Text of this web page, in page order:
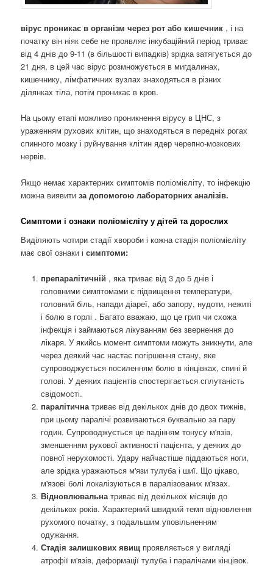
вірус проникає в організм через рот або кишечник , і на
початку він ніяк себе не проявляє інкубаційний період триває
від 4 днів до 9-11 (в більшості випадків) зрідка затягується до
21 дня, в цей час вірус розмножується в мигдалинах,
кишечнику, лімфатичних вузлах знаходяться в різних
ділянках тіла, потім проникає в кров.
На цьому етапі можливо проникнення вірусу в ЦНС, з
ураженням рухових клітин, що знаходяться в передніх рогах
спинного мозку і руйнування клітин ядер черепно-мозкових
нервів.
Якщо немає характерних симптомів поліомієліту, то інфекцію
можна виявитиза допомогою лабораторних аналізів.
Симптоми і ознаки поліомієліту у дітей та дорослих
Виділяють чотири стадії хвороби і кожна стадія поліомієліту
має свої ознаки ісимптоми:
препаралітичній , яка триває від 3 до 5 днів і
головними симптомами є підвищення температури,
головний біль, напади діареї, або запору, нудоти, нежиті
і болю в горлі . Багато вважаю, що це грип чи схожа
інфекція і займаються лікуванням без звернення до
лікаря. У якийсь момент симптоми можуть зникнути, але
через деякий час настає погіршення стану, яке
супроводжується посиленням болю в кінцівках, спині й
голові. У деяких пацієнтів спостерігається сплутаність
свідомості.
паралітичнатриває від декількох днів до двох тижнів,
при цьому паралічі розвиваються буквально за пару
годин. Супроводжується це падінням тонусу м'язів,
зменшенням рухової активності пацієнта, у деяких до
повної нерухомості. Удару найчастіше піддаються ноги,
але зрідка уражаються м'язи тулуба і шиї. Що цікаво,
м'язові болі локалізуються в паралізованих м'язах.
Відновлювальнатриває від декількох місяців до
декількох років. Характерний швидкий темп відновлення
рухомого початку, з подальшим уповільненням
одужання.
Стадія залишкових явищ проявляється у вигляді
атрофії м'язів, деформації тулуба і паралічами кінцівок.